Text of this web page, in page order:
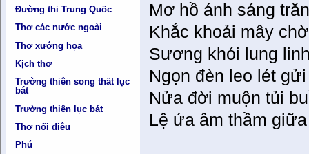
Đường thi Trung Quốc
Thơ các nước ngoài
Thơ xướng họa
Kịch thơ
Trường thiên song thất lục
bát
Trường thiên lục bát
Thơ nối điêu
Phú
Mơ hồ ánh sáng
Khắc khoải mây
Sương khói lung
Ngọn đèn leo lét
Nửa đời muộn tủi
Lệ ứa âm thầm